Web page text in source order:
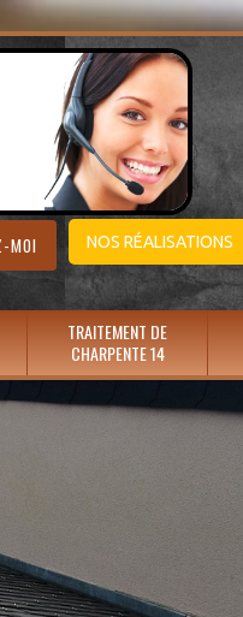
NOS RÉALISATIONS
TRAITEMENT DE
CHARPENTE 14